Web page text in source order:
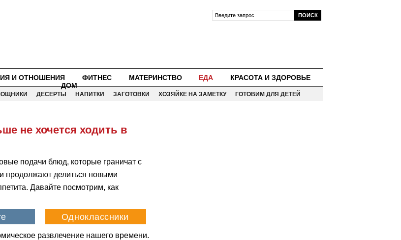
И ОТНОШЕНИЯ ФИТНЕС МАТЕРИНСТВО ЕДА
КРАСОТА И ЗДОРОВЬЕ
ДОМ
ДЕСЕРТЫ НАПИТКИ ЗАГОТОВКИ ХОЗЯЙКЕ НА ЗАМЕТКУ ГОТОВИМ ДЛЯ ДЕТЕЙ
не хочется ходить в
подачи блюд, которые граничат с
продолжают делиться новыми
Давайте посмотрим, как
развлечение нашего времени.